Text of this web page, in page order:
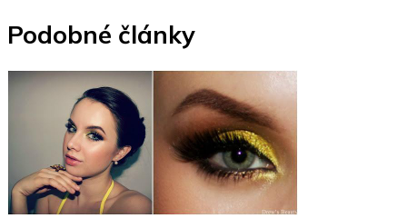
Podobné články